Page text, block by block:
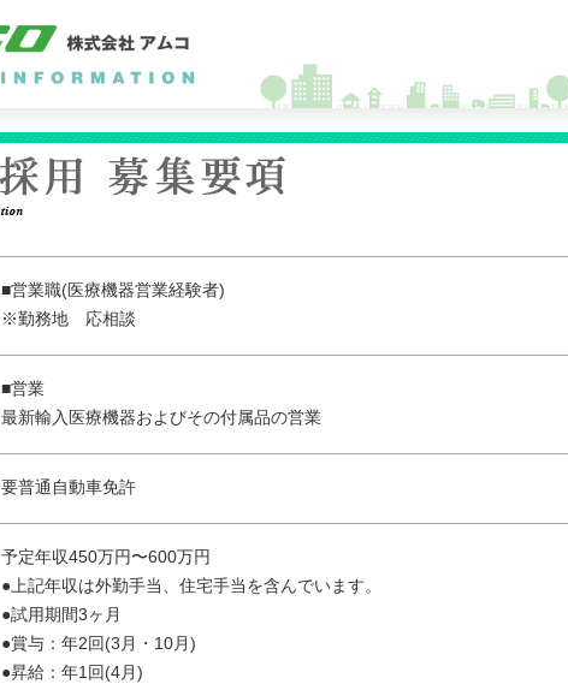
■営業職(医療機器営業経験者)
※勤務地 応相談
■営業
最新輸入医療機器およびその付属品の営業
要普通自動車免許
予定年収450万円〜600万円
●上記年収は外勤手当、住宅手当を含んでいます。
●試用期間3ヶ月
●賞与：年2回(3月・10月)
●昇給：年1回(4月)